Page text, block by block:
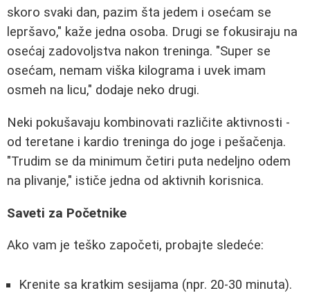
skoro svaki dan, pazim šta jedem i osećam se
lepršavo," kaže jedna osoba. Drugi se fokusiraju na
osećaj zadovoljstva nakon treninga. "Super se
osećam, nemam viška kilograma i uvek imam
osmeh na licu," dodaje neko drugi.
Neki pokušavaju kombinovati različite aktivnosti -
od teretane i kardio treninga do joge i pešačenja.
"Trudim se da minimum četiri puta nedeljno odem
na plivanje," ističe jedna od aktivnih korisnica.
Saveti za Početnike
Ako vam je teško započeti, probajte sledeće:
Krenite sa kratkim sesijama (npr. 20-30 minuta).